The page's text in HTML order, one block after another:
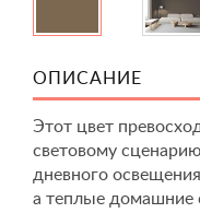
ОПИСАНИЕ
Этот цвет
световому
дневного
а теплые домашние